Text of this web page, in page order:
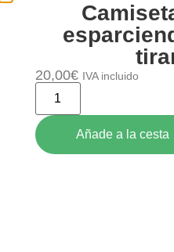
20,00€ IVA incluido
Añade a la cesta